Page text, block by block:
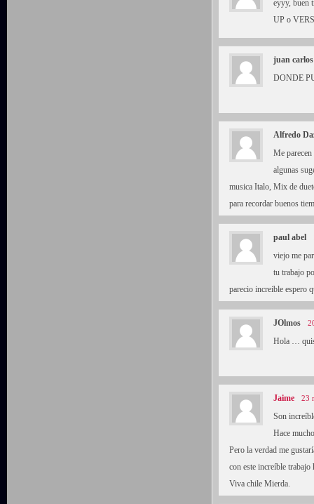
eyyy, buen
UP o
juan carlos
DONDE
Alfredo
Me
algunas
musica Italo, Mix de
para recordar buenos
paul abel
viejo me
tu trabajo
parecio increible espero
JOlmos
Hola …
Jaime 23
Son
Hace
Pero la verdad me
con este increíble trabajo
Viva chile Mierda.